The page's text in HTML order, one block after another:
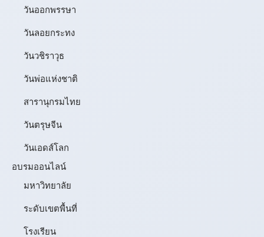
วันออกพรรษา
วันลอยกระทง
วันวชิราวุธ
วันพ่อแห่งชาติ
สารานุกรมไทย
วันตรุษจีน
วันเอดส์โลก
อบรมออนไลน์
มหาวิทยาลัย
ระดับเขตพื้นที่
โรงเรียน